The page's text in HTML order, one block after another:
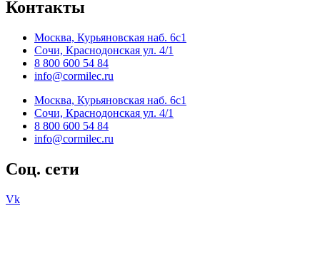
Контакты
Москва, Курьяновская наб. 6с1
Сочи, Краснодонская ул. 4/1
8 800 600 54 84
info@cormilec.ru
Москва, Курьяновская наб. 6с1
Сочи, Краснодонская ул. 4/1
8 800 600 54 84
info@cormilec.ru
Соц. сети
Vk